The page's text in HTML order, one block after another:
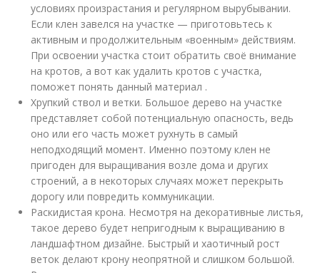
условиях произрастания и регулярном вырубывании.
Если клен завелся на участке — приготовьтесь к
активным и продолжительным «военным» действиям.
При освоении участка стоит обратить своё внимание
на кротов, а вот как удалить кротов с участка,
поможет понять данный материал .
Хрупкий ствол и ветки. Большое дерево на участке
представляет собой потенциальную опасность, ведь
оно или его часть может рухнуть в самый
неподходящий момент. Именно поэтому клен не
пригоден для выращивания возле дома и других
строений, а в некоторых случаях может перекрыть
дорогу или повредить коммуникации.
Раскидистая крона. Несмотря на декоративные листья,
такое дерево будет непригодным к выращиванию в
ландшафтном дизайне. Быстрый и хаотичный рост
веток делают крону неопрятной и слишком большой.